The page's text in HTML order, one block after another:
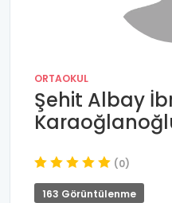
ORTAOKUL
Şehit Albay
(0)
163 Görüntülenme